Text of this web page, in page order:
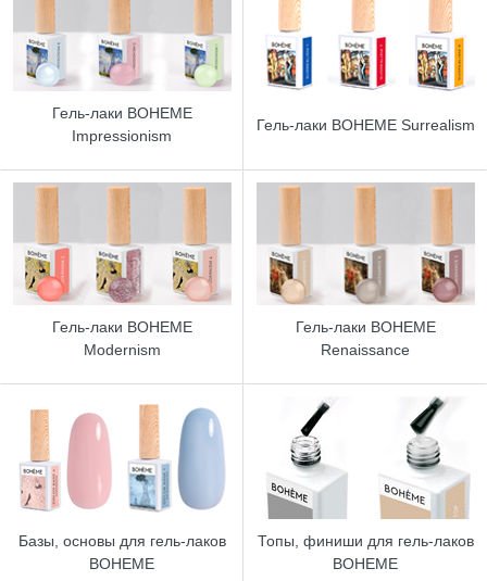
Гель-лаки BOHEME
Impressionism
Гель-лаки BOHEME Surrealism
Гель-лаки BOHEME
Modernism
Гель-лаки BOHEME
Renaissance
Базы, основы для гель-лаков
BOHEME
Топы, финиши для гель-лаков
BOHEME